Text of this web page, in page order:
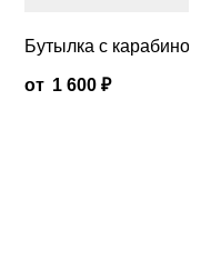
Бутылка с карабином
1 600 ₽